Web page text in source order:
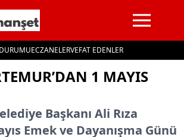
ECZANELERVEFAT EDENLER
1 MAYIS
Başkanı Ali Rıza
Emek ve Dayanışma Günü